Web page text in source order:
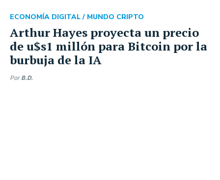
Arthur Hayes proyecta un precio
de u$s1 millón para Bitcoin por la
burbuja de la IA
ECONOMÍA DIGITAL / MUNDO CRIPTO
Por B.D.